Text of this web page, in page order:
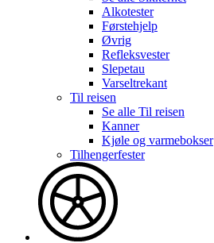
Alkotester
Førstehjelp
Øvrig
Refleksvester
Slepetau
Varseltrekant
Til reisen
Se alle Til reisen
Kanner
Kjøle og varmebokser
Tilhengerfester